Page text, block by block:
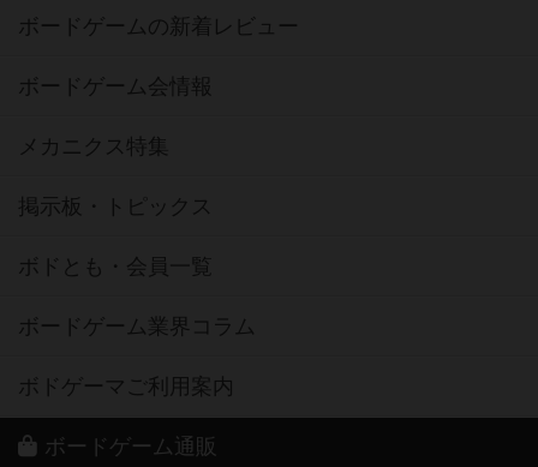
ボードゲームの新着レビュー
ボードゲーム会情報
メカニクス特集
掲示板・トピックス
ボドとも・会員一覧
ボードゲーム業界コラム
ボドゲーマご利用案内
ボードゲーム通販